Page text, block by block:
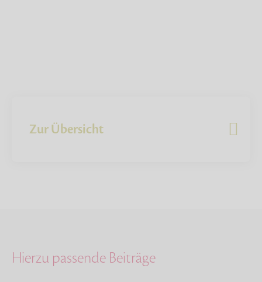
Zur Übersicht
Hierzu passende Beiträge